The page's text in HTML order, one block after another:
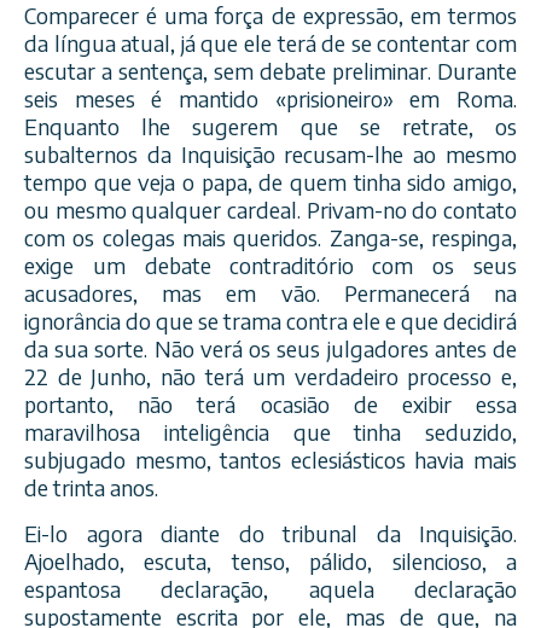
Comparecer é uma força de expressão, em termos
da língua atual, já que ele terá de se contentar com
escutar a sentença, sem debate preliminar. Durante
seis meses é mantido «prisioneiro» em Roma.
Enquanto lhe sugerem que se retrate, os
subalternos da Inquisição recusam-lhe ao mesmo
tempo que veja o papa, de quem tinha sido amigo,
ou mesmo qualquer cardeal. Privam-no do contato
com os colegas mais queridos. Zanga-se, respinga,
exige um debate contraditório com os seus
acusadores, mas em vão. Permanecerá na
ignorância do que se trama contra ele e que decidirá
da sua sorte. Não verá os seus julgadores antes de
22 de Junho, não terá um verdadeiro processo e,
portanto, não terá ocasião de exibir essa
maravilhosa inteligência que tinha seduzido,
subjugado mesmo, tantos eclesiásticos havia mais
de trinta anos.
Ei-lo agora diante do tribunal da Inquisição.
Ajoelhado, escuta, tenso, pálido, silencioso, a
espantosa declaração, aquela declaração
supostamente escrita por ele, mas de que, na